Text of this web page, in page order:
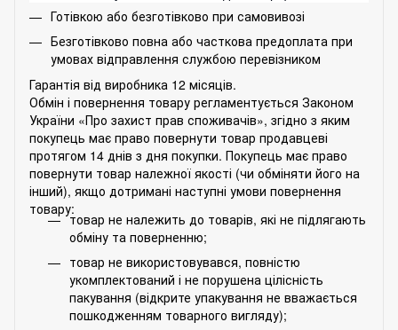
Готівкою або безготівково при самовивозі
Безготівково повна або часткова предоплата при
умовах відправлення службою перевізником
Гарантія від виробника 12 місяців.
Обмін і повернення товару регламентується Законом
України «Про захист прав споживачів», згідно з яким
покупець має право повернути товар продавцеві
протягом 14 днів з дня покупки. Покупець має право
повернути товар належної якості (чи обміняти його на
інший), якщо дотримані наступні умови повернення
товару:
товар не належить до товарів, які не підлягають
обміну та поверненню;
товар не використовувався, повністю
укомплектований і не порушена цілісність
пакування (відкрите упакування не вважається
пошкодженням товарного вигляду);